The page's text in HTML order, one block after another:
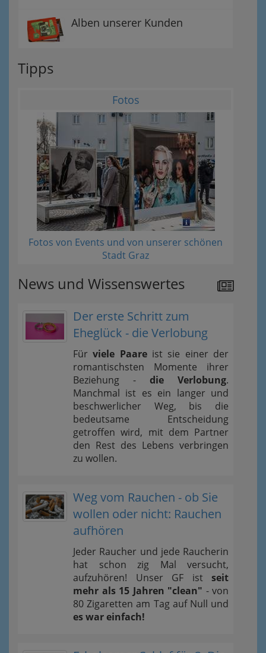
Alben unserer Kunden
Tipps
Fotos
Fotos von Events und von unserer schönen
Stadt Graz
News und Wissenswertes
Der erste Schritt zum
Eheglück - die Verlobung
Fürviele Paareist sie einer der
romantischsten Momente ihrer
Beziehung - die Verlobung.
Manchmal ist es ein langer und
beschwerlicher Weg, bis die
bedeutsame Entscheidung
getroffen wird, mit dem Partner
den Rest des Lebens verbringen
zu wollen.
Weg vom Rauchen - ob Sie
wollen oder nicht: Rauchen
aufhören
Jeder Raucher und jede Raucherin
hat schon zig Mal versucht,
aufzuhören! Unser GF ist seit
mehr als 15 Jahren "clean" - von
80 Zigaretten am Tag auf Null und
es war einfach!